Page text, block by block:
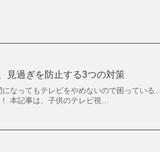
見過ぎを防止する3つの対策
なってもテレビをやめないので困ってい
本記事は、子供のテレビ視…